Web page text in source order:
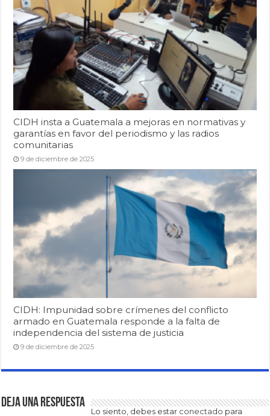
CIDH insta a Guatemala a mejoras en normativas y
garantías en favor del periodismo y las radios
comunitarias
9 de diciembre de 2025
CIDH: Impunidad sobre crímenes del conflicto
armado en Guatemala responde a la falta de
independencia del sistema de justicia
9 de diciembre de 2025
Deja una respuesta
Lo siento, debes estar conectado para